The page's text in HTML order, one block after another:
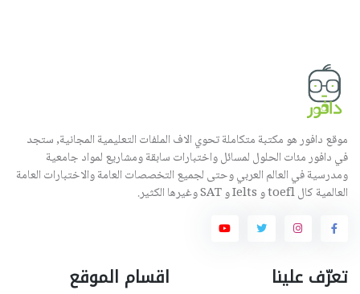
موقع دافور هو مكتبة متكاملة تحوي الاف الملفات التعليمية المجانية, ستجد
في دافور مئات الحلول لمسائل واختبارات سابقة ومشاريع لمواد جامعية
ومدرسية في العالم العربي وحتى لجميع التخصصات العامة والاختبارات العامة
العالمية كال toefl و Ielts و SAT وغيرها الكثير.
تعرّف علينا اقسام الموقع